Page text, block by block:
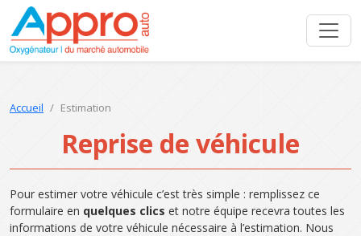
Accueil Estimation
Reprise de véhicule
Pour estimer votre véhicule c’est très simple : remplissez ce
formulaire en quelques clics et notre équipe recevra toutes les
informations de votre véhicule nécessaire à l’estimation. Nous